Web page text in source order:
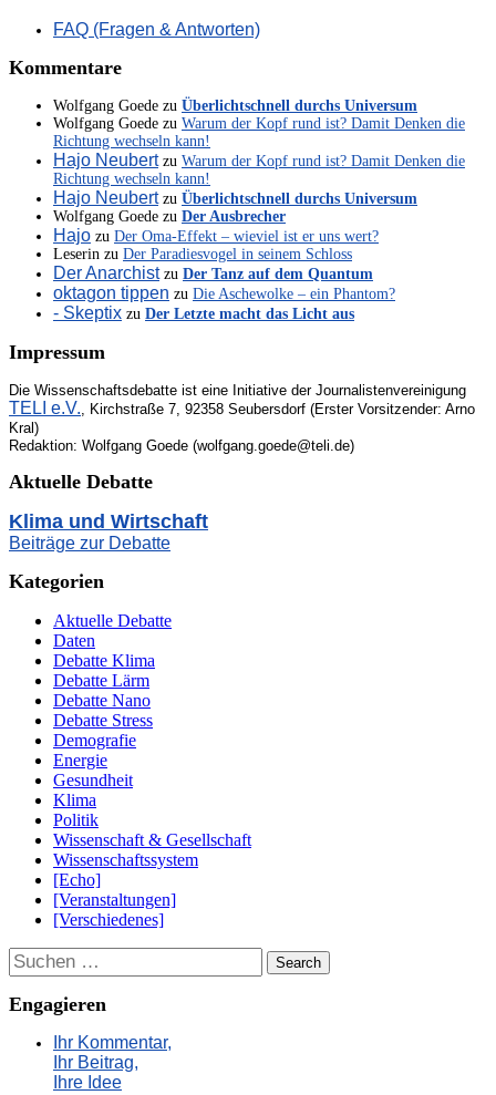
FAQ (Fragen & Antworten)
Kommentare
Wolfgang Goede zu Überlichtschnell durchs Universum
Wolfgang Goede zu Warum der Kopf rund ist? Damit Denken die
Richtung wechseln kann!
Hajo Neubertzu Warum der Kopf rund ist? Damit Denken die
Richtung wechseln kann!
Hajo Neubertzu Überlichtschnell durchs Universum
Wolfgang Goede zu Der Ausbrecher
Hajo zu Der Oma-Effekt – wieviel ist er uns wert?
Leserin zu Der Paradiesvogel in seinem Schloss
Der Anarchistzu Der Tanz auf dem Quantum
oktagon tippen zu Die Aschewolke – ein Phantom?
- Skeptix zu Der Letzte macht das Licht aus
Impressum
Die Wissenschaftsdebatte ist eine Initiative der Journalistenvereinigung
TELI e.V., Kirchstraße 7, 92358 Seubersdorf (Erster Vorsitzender: Arno
Kral)
Redaktion: Wolfgang Goede (wolfgang.goede@teli.de)
Aktuelle Debatte
Klima und Wirtschaft
Beiträge zur Debatte
Kategorien
Aktuelle Debatte
Daten
Debatte Klima
Debatte Lärm
Debatte Nano
Debatte Stress
Demografie
Energie
Gesundheit
Klima
Politik
Wissenschaft & Gesellschaft
Wissenschaftssystem
[Echo]
[Veranstaltungen]
[Verschiedenes]
Suchen
Engagieren
Ihr Kommentar,
Ihr Beitrag,
Ihre Idee